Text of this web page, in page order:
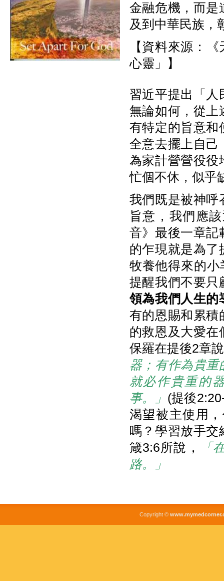
金融危機，而是
及到中華民族，
【資料來源：
心靈」】
習近平提出「人
無論如何， 從上
有特定的旨意和
全意去擺上自己
為家計營營役役
忙個不休，似乎
我們既是被神呼
旨意，我們應
音》最後一章記
的乍現就是為了
牧養他得來的小
提醒我們不要只
領為我們人生的
有的恩賜和累積
的救恩及大愛在
保羅在提後2章
器；有作為貴
就必作貴重的
事。」 (提後
渴望被主使用
嗎？學習放手交
箴3:6所說，
「
路。」
Copyright ©